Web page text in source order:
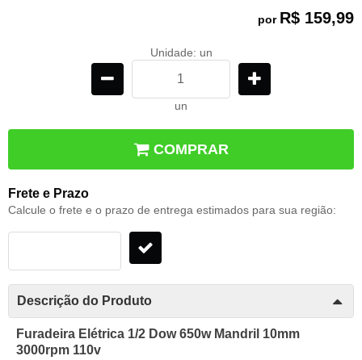
por R$ 159,99
Unidade: un
un
COMPRAR
Frete e Prazo
Calcule o frete e o prazo de entrega estimados para sua região:
Descrição do Produto
Furadeira Elétrica 1/2 Dow 650w Mandril 10mm
3000rpm 110v